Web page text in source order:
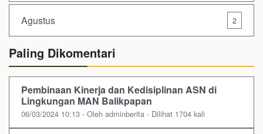
Agustus 2
Paling Dikomentari
Pembinaan Kinerja dan Kedisiplinan ASN di
Lingkungan MAN Balikpapan
06/03/2024 10:13 - Oleh adminberita - Dilihat 1704 kali